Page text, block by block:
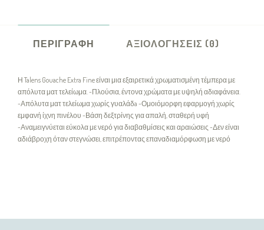
ΠΕΡΙΓΡΑΦΉ ΑΞΙΟΛΟΓΉΣΕΙΣ (0)
Η Talens Gouache Extra Fine είναι μια εξαιρετικά χρωματισμένη τέμπερα με
απόλυτα ματ τελείωμα. -Πλούσια, έντονα χρώματα με υψηλή αδιαφάνεια.
-Απόλυτα ματ τελείωμα χωρίς γυαλάδa -Ομοιόμορφη εφαρμογή χωρίς
εμφανή ίχνη πινέλου -Βάση δεξτρίνης για απαλή, σταθερή υφή
-Αναμειγνύεται εύκολα με νερό για διαβαθμίσεις και αραιώσεις -Δεν είναι
αδιάβροχη όταν στεγνώσει, επιτρέποντας επαναδιαμόρφωση με νερό